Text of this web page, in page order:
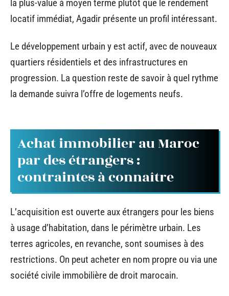
la plus-value à moyen terme plutôt que le rendement
locatif immédiat, Agadir présente un profil intéressant.
Le développement urbain y est actif, avec de nouveaux
quartiers résidentiels et des infrastructures en
progression. La question reste de savoir à quel rythme
la demande suivra l’offre de logements neufs.
Achat immobilier au Maroc
par des étrangers :
contraintes à connaître
L’acquisition est ouverte aux étrangers pour les biens
à usage d’habitation, dans le périmètre urbain. Les
terres agricoles, en revanche, sont soumises à des
restrictions. On peut acheter en nom propre ou via une
société civile immobilière de droit marocain.